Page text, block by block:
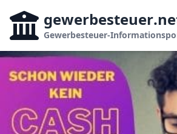
gewerbesteuer
Gewerbesteuer-